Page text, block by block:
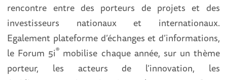
rencontre entre des porteurs de projets et des
investisseurs nationaux et internationaux.
Egalement plateforme d’échanges et d’informations,
le Forum 5i® mobilise chaque année, sur un thème
porteur, les acteurs de l’innovation, les